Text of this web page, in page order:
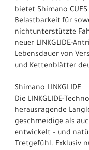
bietet Shimano
Belastbarkeit für
nichtunterstützte
neuer LINKGLIDE-
Lebensdauer von
und Kettenblätter
Shimano LINKGLIDE
Die LINKGLIDE-
herausragende
geschmeidige als
entwickelt – und
Tretgefühl. Exklusiv